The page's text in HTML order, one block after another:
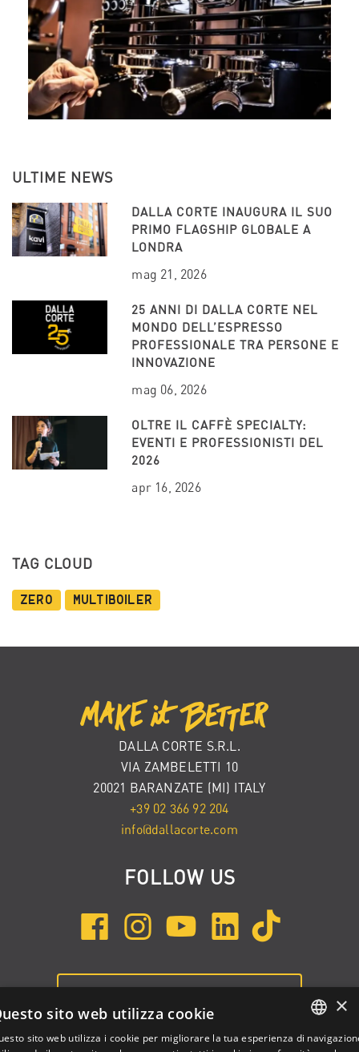
ULTIME NEWS
DALLA CORTE INAUGURA IL SUO
PRIMO FLAGSHIP GLOBALE A
LONDRA
mag 21, 2026
25 ANNI DI DALLA CORTE NEL
MONDO DELL’ESPRESSO
PROFESSIONALE TRA PERSONE E
INNOVAZIONE
mag 06, 2026
OLTRE IL CAFFÈ SPECIALTY:
EVENTI E PROFESSIONISTI DEL
2026
apr 16, 2026
TAG CLOUD
Zero Multiboiler
DALLA CORTE S.R.L.
VIA ZAMBELETTI 10
20021 BARANZATE (MI) ITALY
+39 02 366 92 204
info@dallacorte.com
FOLLOW US
ENGLISH
×
sito web utilizza cookie
sito web utilizza i cookie per migliorare la tua esperienza di